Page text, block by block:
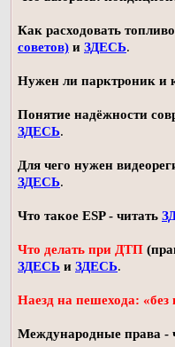
Как расходовать
советов) и ЗДЕСЬ.
Нужен ли парктроник и
Понятие надёжности
ЗДЕСЬ.
Для чего нужен
ЗДЕСЬ.
Что такое ESP - читать
Что делать при ДТП
ЗДЕСЬ и ЗДЕСЬ.
Наезд на пешехода:
Международные права -